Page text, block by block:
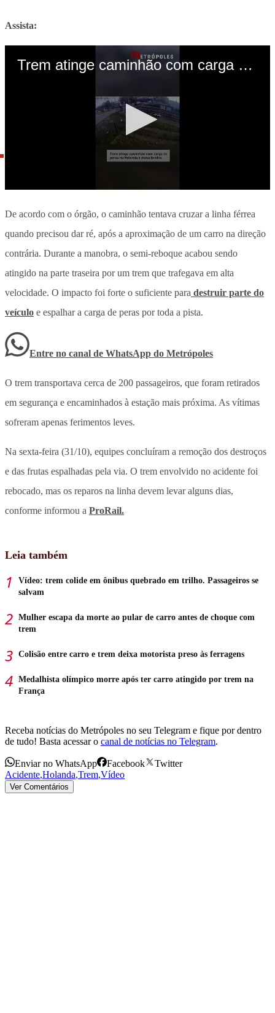
Assista:
De acordo com o órgão, o caminhão tentava cruzar a linha férrea
quando precisou dar ré, após a aproximação de um carro na direção
contrária. Durante a manobra, o semi-reboque acabou sendo
atingido na parte traseira por um trem que trafegava em alta
velocidade. O impacto foi forte o suficiente para destruir parte do
veículo e espalhar a carga de peras por toda a pista.
Entre no canal de WhatsApp do Metrópoles
O trem transportava cerca de 200 passageiros, que foram retirados
em segurança e encaminhados à estação mais próxima. As vítimas
sofreram apenas ferimentos leves.
Na sexta-feira (31/10), equipes concluíram a remoção dos destroços
e das frutas espalhadas pela via. O trem envolvido no acidente foi
rebocado, mas os reparos na linha devem levar alguns dias,
conforme informou a ProRail.
Leia também
Vídeo: trem colide em ônibus quebrado em trilho. Passageiros se
salvam
Mulher escapa da morte ao pular de carro antes de choque com
trem
Colisão entre carro e trem deixa motorista preso às ferragens
Medalhista olímpico morre após ter carro atingido por trem na
França
Receba notícias do Metrópoles no seu Telegram e fique por dentro
de tudo! Basta acessar o canal de notícias no Telegram.
Enviar no WhatsApp Facebook
Twitter
Acidente,Holanda,Trem,Vídeo
Ver Comentários